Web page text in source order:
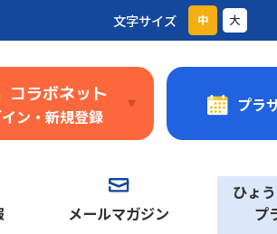
コラボネット
ン・新規登録
プラ
メールマガジン
ひょ
プ
文字サイズ 中 大